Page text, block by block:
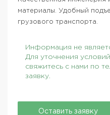
материалы. Удобный
грузового транспорта.
Информация не
Для уточнения
свяжитесь с нами по
заявку.
Оставить заявку